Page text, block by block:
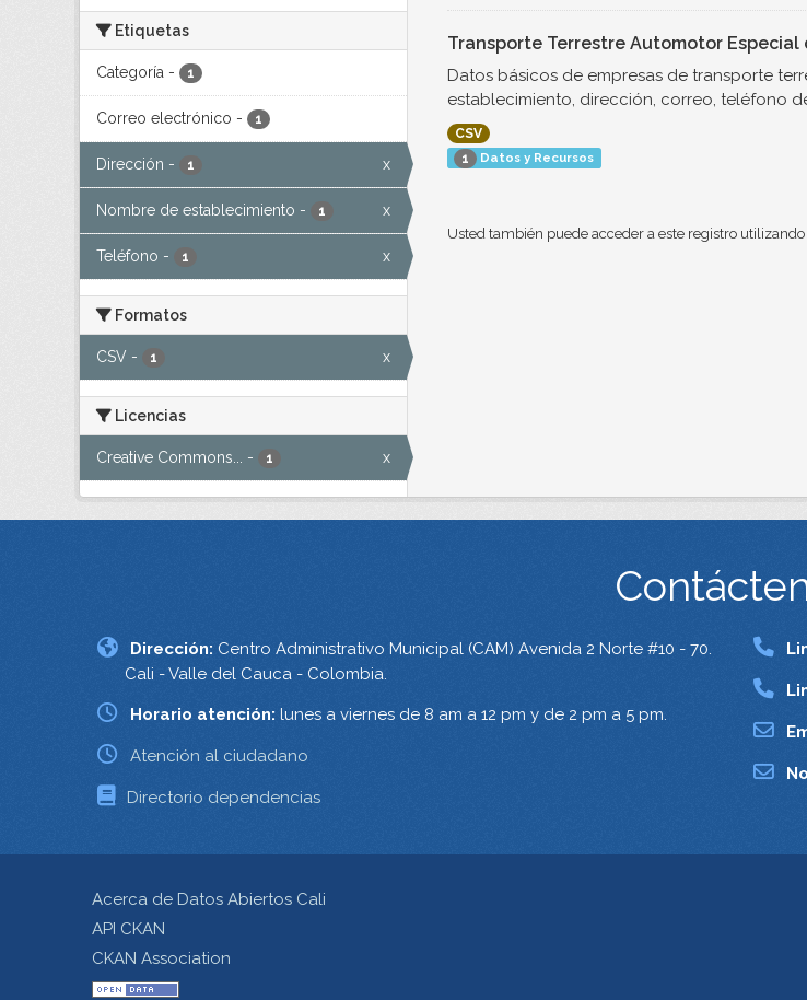
Etiquetas
Categoría - 1
Correo electrónico - 1
Dirección - 1 x
Nombre de establecimiento - 1 x
Teléfono - 1 x
Formatos
CSV - 1 x
Licencias
Creative Commons... - 1 x
Transporte Terrestre Automotor Especial
Datos básicos de empresas de transporte
establecimiento, dirección, correo, teléfono
CSV
1
Datos y Recursos
Usted también puede acceder a este registro utilizando
Dirección: Centro Administrativo Municipal (CAM) Avenida 2 Norte #10 - 70.
Cali - Valle del Cauca - Colombia.
Horario atención: lunes a viernes de 8 am a 12 pm y de 2 pm a 5 pm.
Atención al ciudadano
Directorio dependencias
Acerca de Datos Abiertos Cali
API CKAN
CKAN Association